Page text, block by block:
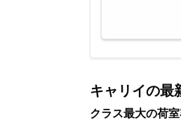
2
キャリイの最
クラス最大の荷